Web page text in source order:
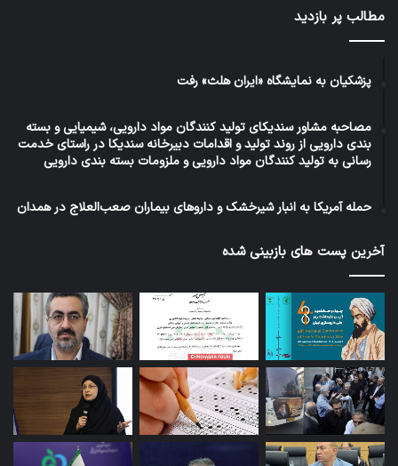
مطالب پر بازدید
پزشکیان به نمایشگاه «ایران هلث» رفت
مصاحبه مشاور سندیکای تولید کنندگان مواد دارویی، شیمیایی و بسته
بندی دارویی از روند تولید و اقدامات دبیرخانه سندیکا در راستای خدمت
رسانی به تولید کنندگان مواد دارویی و ملزومات بسته بندی دارویی
حمله آمریکا به انبار شیرخشک و داروهای بیماران صعب‌العلاج در همدان
آخرین پست های بازبینی شده